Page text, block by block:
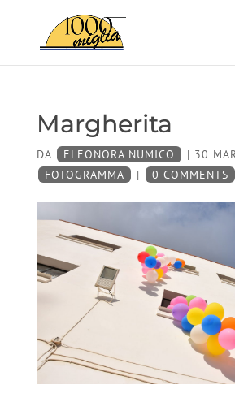
Margherita
DA ELEONORA NUMICO | 30
FOTOGRAMMA
| 0 COMMENTS